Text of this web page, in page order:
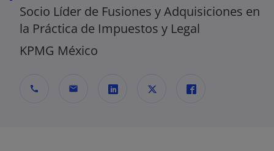
Socio Líder de Fusiones y Adquisiciones en
la Práctica de Impuestos y Legal
KPMG México
call mail